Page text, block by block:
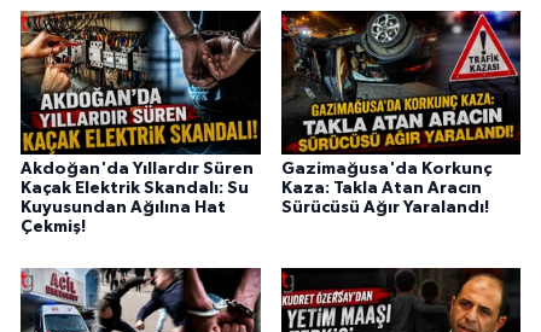
Akdoğan'da Yıllardır Süren
Kaçak Elektrik Skandalı: Su
Kuyusundan Ağılına Hat
Çekmiş!
Gazimağusa'da Korkunç
Kaza: Takla Atan Aracın
Sürücüsü Ağır Yaralandı!